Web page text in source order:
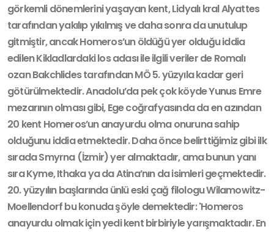
görkemli dönemlerini yaşayan kent, Lidyalı kral Alyattes
tarafından yakılıp yıkılmış ve daha sonra da unutulup
gitmiştir, ancak Homeros’un öldüğü yer olduğu iddia
edilen Kikladlardaki los adası ile ilgili veriler de Romalı
ozan Bakchlides tarafından MÖ 5. yüzyıla kadar geri
götürülmektedir. Anadolu’da pek çok köyde Yunus Emre
mezarının olması gibi, Ege coğrafyasında da en azından
20 kent Homeros’un anayurdu olma onuruna sahip
olduğunu iddia et­mektedir. Daha önce belirttiğimiz gibi ilk
sırada Smyrna (İzmir) yer almaktadır, ama bunun yanı
sıra Kyme, Ithaka ya da Atina’nın da isimleri geçmektedir.
20. yüzyılın başlarında ünlü eski çağ filologu Wilamowitz-
Moellendorf bu konuda şöyle demektedir: 'Homeros
anayurdu olmak için yedi kent birbiriyle yarışmak­tadır. En